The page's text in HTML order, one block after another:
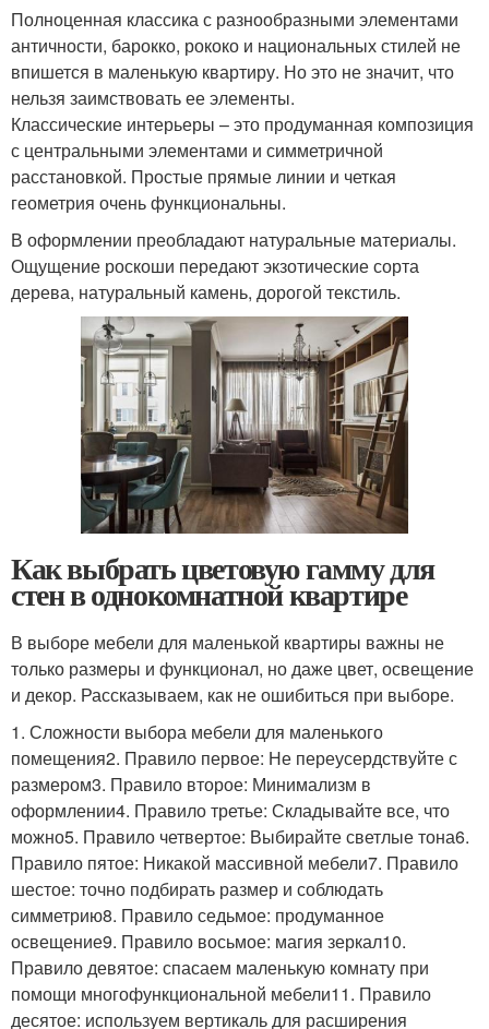
Полноценная классика с разнообразными элементами
античности, барокко, рококо и национальных стилей не
впишется в маленькую квартиру. Но это не значит, что
нельзя заимствовать ее элементы.
Классические интерьеры – это продуманная композиция
с центральными элементами и симметричной
расстановкой. Простые прямые линии и четкая
геометрия очень функциональны.
В оформлении преобладают натуральные материалы.
Ощущение роскоши передают экзотические сорта
дерева, натуральный камень, дорогой текстиль.
Как выбрать цветовую гамму для
стен в однокомнатной квартире
В выборе мебели для маленькой квартиры важны не
только размеры и функционал, но даже цвет, освещение
и декор. Рассказываем, как не ошибиться при выборе.
1. Сложности выбора мебели для маленького
помещения2. Правило первое: Не переусердствуйте с
размером3. Правило второе: Минимализм в
оформлении4. Правило третье: Складывайте все, что
можно5. Правило четвертое: Выбирайте светлые тона6.
Правило пятое: Никакой массивной мебели7. Правило
шестое: точно подбирать размер и соблюдать
симметрию8. Правило седьмое: продуманное
освещение9. Правило восьмое: магия зеркал10.
Правило девятое: спасаем маленькую комнату при
помощи многофункциональной мебели11. Правило
десятое: используем вертикаль для расширения